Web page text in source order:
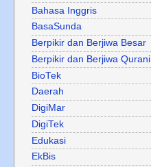
Bahasa Inggris
BasaSunda
Berpikir dan Berjiwa Besar
Berpikir dan Berjiwa Qurani
BioTek
Daerah
DigiMar
DigiTek
Edukasi
EkBis